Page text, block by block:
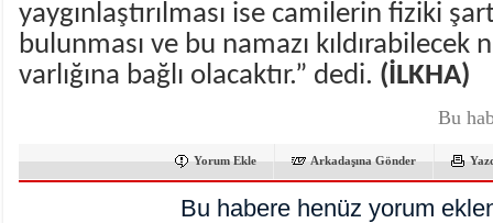
yaygınlaştırılması ise camilerin fiziki
bulunması ve bu namazı kıldırabilecek
varlığına bağlı olacaktır.” dedi. (İLKHA)
Bu
Yorum Ekle Arkadaşına Gönder
Bu habere henüz yorum